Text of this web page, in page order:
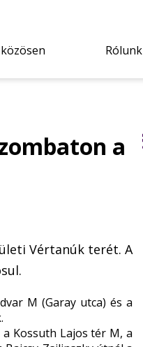
Rólunk
a
Vértanúk terét. A
M (Garay utca) és a
Kossuth Lajos tér M, a